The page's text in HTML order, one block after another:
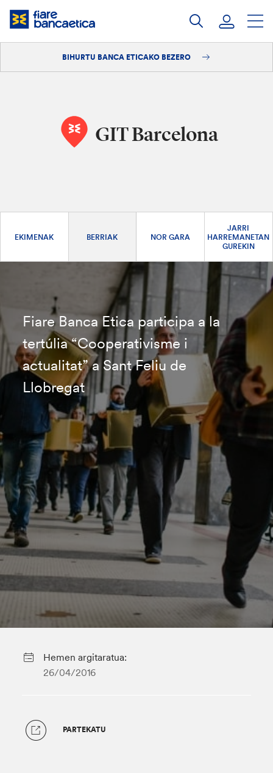
Pasatu
edukia
BIHURTU BANCA ETICAKO BEZERO
GIT Barcelona
EKIMENAK BERRIAK NOR GARA
JARRI
HARREMANETAN
GUREKIN
Fiare Banca Etica participa a la
tertúlia “Cooperativisme i
actualitat” a Sant Feliu de
Llobregat
Hemen argitaratua:
26/04/2016
PARTEKATU